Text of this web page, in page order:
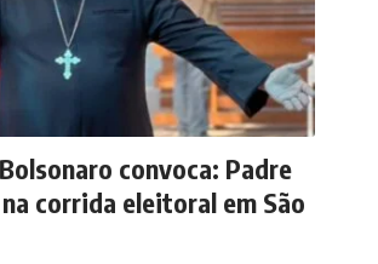
convoca: Padre
corrida eleitoral em São